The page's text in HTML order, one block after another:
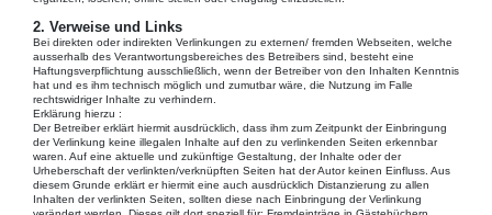
Darüber hinaus ist der Anbieter dazu verpflichtet, alle Empfänger, denen gegenüber
Löschung von Daten oder die Einschränkung der Verarbeitung, die aufgrund der
Artikel 16, 17 Abs. 1, 18 DSGVO erfolgt, zu unterrichten. Diese Verpflichtung
besteht jedoch nicht, soweit diese Mitteilung unmöglich oder mit einem
unverhältnismäßigen Aufwand verbunden ist. Unbeschadet dessen hat der Nutzer
ein Recht auf Auskunft über diese Empfänger.
Ebenfalls haben die Nutzer und Betroffenen nach Art. 21 DSGVO das Recht auf
Widerspruch gegen die künftige Verarbeitung der sie betreffenden Daten, sofern
die Daten durch den Anbieter nach Maßgabe von Art. 6 Abs. 1 lit. f) DSGVO
verarbeitet werden. Insbesondere ist ein Widerspruch gegen die Datenverarbeitung
zum Zwecke der Direktwerbung statthaft.
III. Informationen zur Datenverarbeitung
2. Verweise und Links
Bei direkten oder indirekten Verlinkungen zu externen/ fremden Webseiten, welche
ausserhalb des Verantwortungsbereiches des Betreibers sind, besteht eine
Haftungsverpflichtung ausschließlich, wenn der Betreiber von den Inhalten Kenntnis
hat und es ihm technisch möglich und zumutbar wäre, die Nutzung im Falle
rechtswidriger Inhalte zu verhindern.
Erklärung hierzu :
Der Betreiber erklärt hiermit ausdrücklich, dass ihm zum Zeitpunkt der Einbringung
der Verlinkung keine illegalen Inhalte auf den zu verlinkenden Seiten erkennbar
waren. Auf eine aktuelle und zukünftige Gestaltung, der Inhalte oder der
Urheberschaft der verlinkten/verknüpften Seiten hat der Autor keinen Einfluss. Aus
diesem Grunde erklärt er hiermit eine auch ausdrücklich Distanzierung zu allen
Inhalten der verlinkten Seiten, sollten diese nach Einbringung der Verlinkung